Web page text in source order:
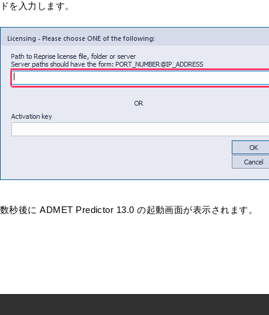
ドを入力します。
数秒後に ADMET Predictor 13.0 の起動画面が表示されます。